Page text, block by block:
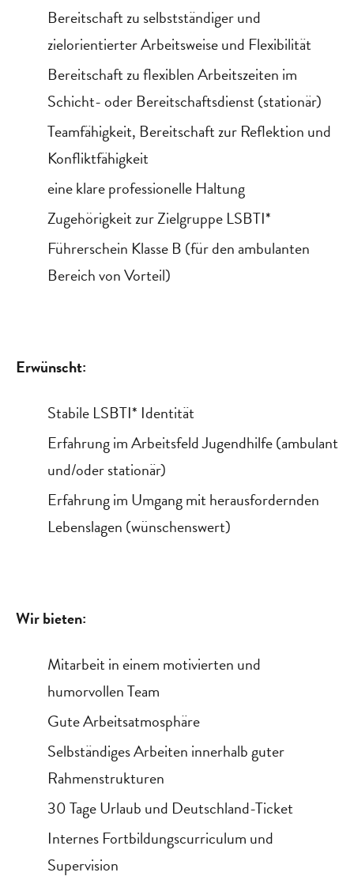
Bereitschaft zu selbstständiger und
zielorientierter Arbeitsweise und Flexibilität
Bereitschaft zu flexiblen Arbeitszeiten im
Schicht- oder Bereitschaftsdienst (stationär)
Teamfähigkeit, Bereitschaft zur Reflektion und
Konfliktfähigkeit
eine klare professionelle Haltung
Zugehörigkeit zur Zielgruppe LSBTI*
Führerschein Klasse B (für den ambulanten
Bereich von Vorteil)
Erwünscht:
Stabile LSBTI* Identität
Erfahrung im Arbeitsfeld Jugendhilfe (ambulant
und/oder stationär)
Erfahrung im Umgang mit herausfordernden
Lebenslagen (wünschenswert)
Wir bieten:
Mitarbeit in einem motivierten und
humorvollen Team
Gute Arbeitsatmosphäre
Selbständiges Arbeiten innerhalb guter
Rahmenstrukturen
30 Tage Urlaub und Deutschland-Ticket
Internes Fortbildungscurriculum und
Supervision